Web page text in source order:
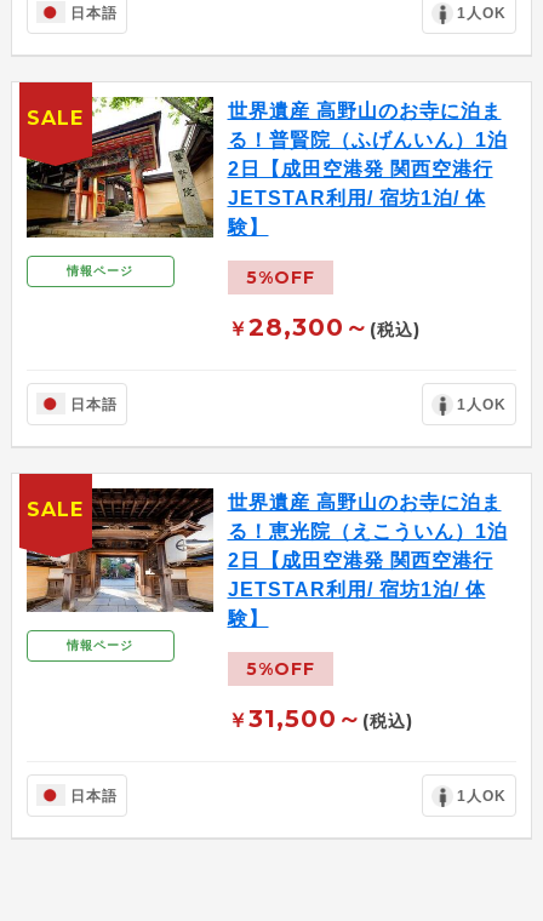
日本語 1人OK
情報ページ
世界遺産 高野山のお寺に泊ま
る！普賢院（ふげんいん）1泊
2日【成田空港発 関西空港行
JETSTAR利用/ 宿坊1泊/ 体
験】
5%OFF
￥28,300～ (税込)
日本語 1人OK
SALE
情報ページ
世界遺産 高野山のお寺に泊ま
る！恵光院（えこういん）1泊
2日【成田空港発 関西空港行
JETSTAR利用/ 宿坊1泊/ 体
験】
5%OFF
￥31,500～ (税込)
日本語 1人OK
SALE